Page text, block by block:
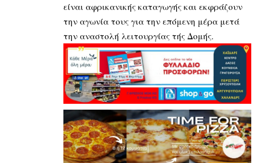
είναι αφρικανικής καταγωγής και εκφράζουν
την αγωνία τους για την επόμενη μέρα μετά
την αναστολή λειτουργίας τής Δομής.